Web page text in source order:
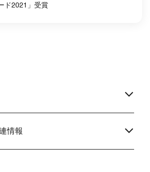
ド2021」受賞
情報